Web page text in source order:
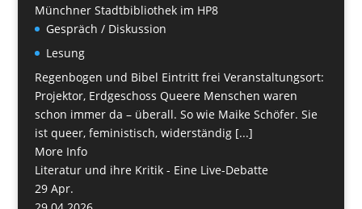
Münchner Stadtbibliothek im HP8
Gespräch / Diskussion
Lesung
Regenbogen und Bibel Eintritt frei Veranstaltungsort:
Projektor, Erdgeschoss Queere Menschen waren
schon immer da – überall. So wie Maike Schöfer. Sie
ist queer, feministisch, widerständig [...]
More Info
Literatur und ihre Kritik - Eine Live-Debatte
29 Apr.